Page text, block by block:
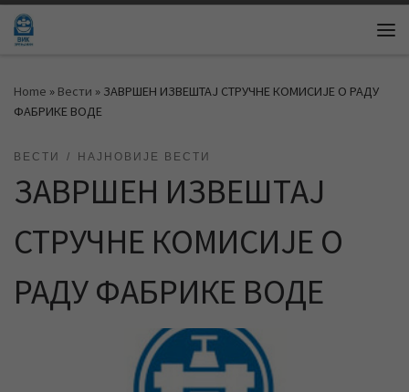
Skip to content
Home » Вести » ЗАВРШЕН ИЗВЕШТАЈ СТРУЧНЕ КОМИСИЈЕ О РАДУ
ФАБРИКЕ ВОДЕ
ВЕСТИ НАЈНОВИЈЕ ВЕСТИ
ЗАВРШЕН ИЗВЕШТАЈ
СТРУЧНЕ КОМИСИЈЕ О
РАДУ ФАБРИКЕ ВОДЕ